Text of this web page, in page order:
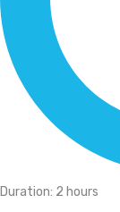
Duration: 2 hours